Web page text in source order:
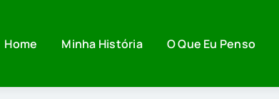
Home Minha História O Que Eu Penso